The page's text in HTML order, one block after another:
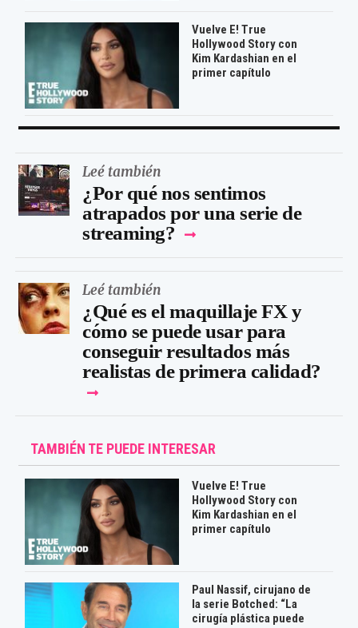
Vuelve E! True
Hollywood Story con
Kim Kardashian en el
primer capítulo
Leé también
¿Por qué nos sentimos
atrapados por una serie de
streaming?
Leé también
¿Qué es el maquillaje FX y
cómo se puede usar para
conseguir resultados más
realistas de primera calidad?
TAMBIÉN TE PUEDE INTERESAR
Vuelve E! True
Hollywood Story con
Kim Kardashian en el
primer capítulo
Paul Nassif, cirujano de
la serie Botched: “La
cirugía plástica puede